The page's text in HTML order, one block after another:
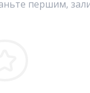
першим,